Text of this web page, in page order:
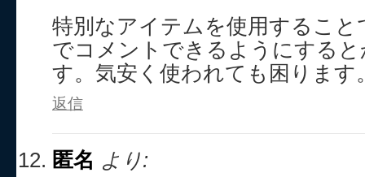
特別なアイテムを使用するこ
でコメントできるようにする
す。気安く使われても困ります
返信
匿名 より: